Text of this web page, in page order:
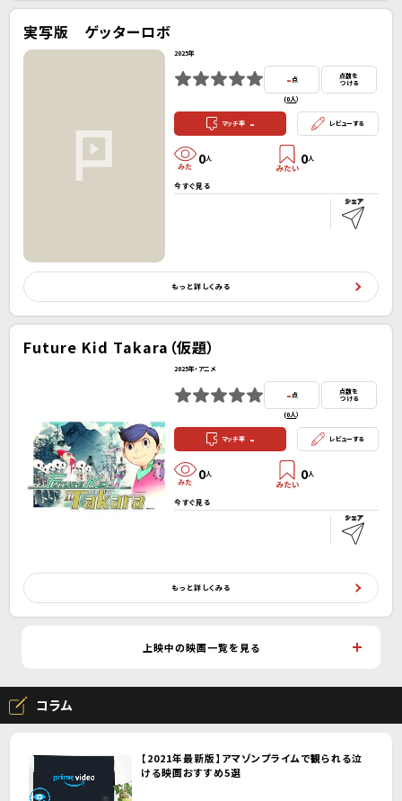
実写版 ゲッターロボ
2025年
-点
(0人）
点数を
つける
マッチ率 - レビューする
0人 0人
今すぐ見る
もっと詳しくみる
Future Kid Takara（仮題）
2025年・アニメ
-点
(0人）
点数を
つける
マッチ率 - レビューする
0人 0人
今すぐ見る
もっと詳しくみる
上映中の映画一覧を見る
コラム
【2021年最新版】アマゾンプライムで観られる泣
ける映画おすすめ5選